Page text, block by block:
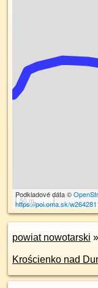
50 m
Podkladové dáta ©
https://poi.oma.sk/
powiat nowotarski »
Krościenko nad